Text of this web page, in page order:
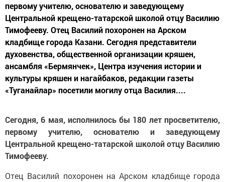
первому учителю, основателю и заведующему
Центральной крещено-татарской школой отцу Василию
Тимофееву. Отец Василий похоронен на Арском
кладбище города Казани. Сегодня представители
духовенства, общественной организации кряшен,
ансамбля «Бермянчек», Центра изучения истории и
культуры кряшен и нагайбаков, редакции газеты
«Туганайлар» посетили могилу отца Василия....
Сегодня, 6 мая, исполнилось бы 180 лет просветителю,
первому учителю, основателю и заведующему
Центральной крещено-татарской школой отцу Василию
Тимофееву.
Отец Василий похоронен на Арском кладбище города